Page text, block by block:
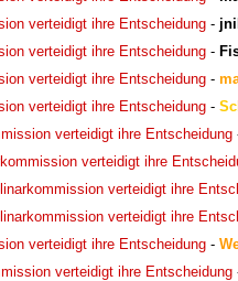
verteidigt ihre Entscheidung -
verteidigt ihre Entscheidung -
verteidigt ihre Entscheidung -
verteidigt ihre Entscheidung -
verteidigt ihre Entscheidung
verteidigt ihre
verteidigt ihre
verteidigt ihre
verteidigt ihre Entscheidung -
verteidigt ihre Entscheidung